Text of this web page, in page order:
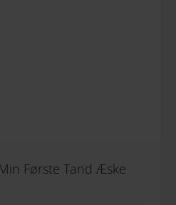
Første Tand Æske